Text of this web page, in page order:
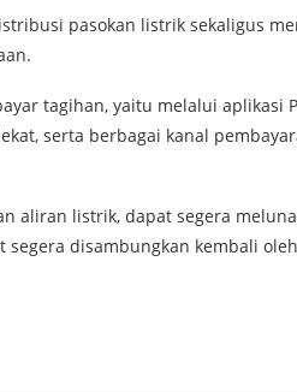
pasokan listrik sekaligus
tagihan, yaitu melalui aplikasi
serta berbagai kanal
aliran listrik, dapat segera
disambungkan kembali